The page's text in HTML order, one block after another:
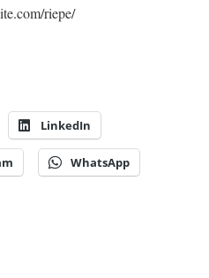
riepe/
LinkedIn
WhatsApp